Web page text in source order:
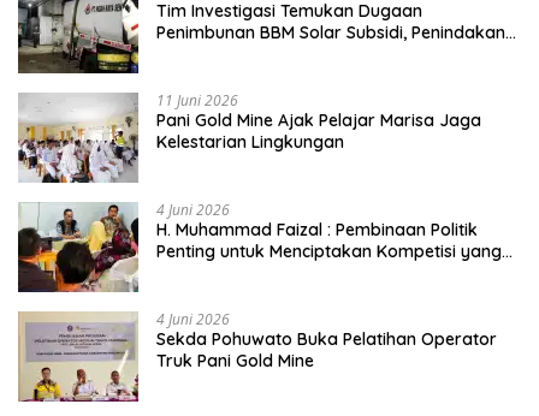
Tim Investigasi Temukan Dugaan
Penimbunan BBM Solar Subsidi, Penindakan
11 Juni 2026
Pani Gold Mine Ajak Pelajar Marisa Jaga
Kelestarian Lingkungan
4 Juni 2026
H. Muhammad Faizal : Pembinaan Politik
Penting untuk Menciptakan Kompetisi yang
4 Juni 2026
Sekda Pohuwato Buka Pelatihan Operator
Truk Pani Gold Mine